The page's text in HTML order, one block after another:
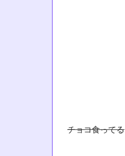
チョコ食ってる